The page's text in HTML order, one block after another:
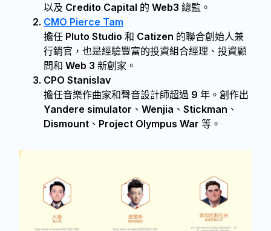
以及 Credito Capital 的 Web3 總監。
CMO Pierce Tam
擔任 Pluto Studio 和 Catizen 的聯合創始人兼
行銷官，也是經驗豐富的投資組合經理、投資顧
問和 Web 3 新創家。
CPO Stanislav
擔任音樂作曲家和聲音設計師超過 9 年。創作出
Yandere simulator、Wenjia、Stickman、
Dismount、Project Olympus War 等。